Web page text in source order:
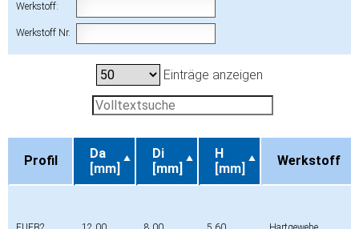
Werkstoff:
Werkstoff Nr.
Einträge anzeigen
Profil
Da
[mm]
Di
[mm]
H
[mm]
Werkstoff